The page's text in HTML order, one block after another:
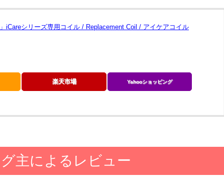
iCareシリーズ専用コイル / Replacement Coil / アイケアコイル
楽天市場 Yahooショッピング
主によるレビュー